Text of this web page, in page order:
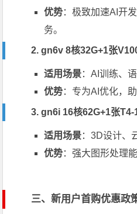
优势：极致加速AI开
务。
2. gn6v 8核32G+1张
适用场景：AI训练、
优势：专为AI优化，
3. gn6i 16核62G+1张T4-
适用场景：3D设计、
优势：强大图形处理
三、新用户首购优惠政